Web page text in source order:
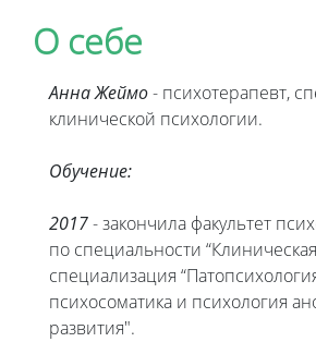
О себе
Анна Жеймо- психотерапевт,
клинической психологии.
Обучение:
2017- закончила факультет
по специальности
специализация
психосоматика и психология
развития".